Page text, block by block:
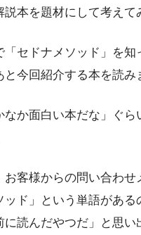
本を題材にして考えて
「セドナメソッド」を知
今回紹介する本を読み
なか面白い本だな」ぐら
お客様からの問い合わせ
ッド」という単語がある
に読んだやつだ」と思い